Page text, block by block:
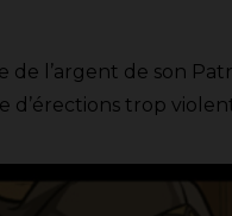
l’argent de son
d’érections trop